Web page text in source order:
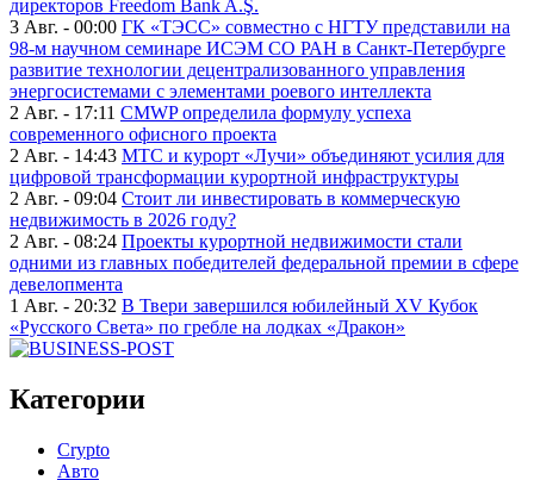
директоров Freedom Bank A.Ş.
3 Авг. - 00:00 ГК «ТЭСС» совместно с НГТУ представили на
98-м научном семинаре ИСЭМ СО РАН в Санкт-Петербурге
развитие технологии децентрализованного управления
энергосистемами с элементами роевого интеллекта
2 Авг. - 17:11 CMWP определила формулу успеха
современного офисного проекта
2 Авг. - 14:43 МТС и курорт «Лучи» объединяют усилия для
цифровой трансформации курортной инфраструктуры
2 Авг. - 09:04 Стоит ли инвестировать в коммерческую
недвижимость в 2026 году?
2 Авг. - 08:24 Проекты курортной недвижимости стали
одними из главных победителей федеральной премии в сфере
девелопмента
1 Авг. - 20:32 В Твери завершился юбилейный XV Кубок
«Русского Света» по гребле на лодках «Дракон»
Категории
Crypto
Авто